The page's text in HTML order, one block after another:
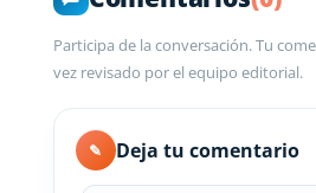
Participa de la conversación. Tu
vez revisado por el equipo editorial.
✎ Deja tu comentario